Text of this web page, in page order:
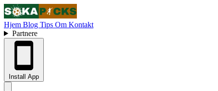
Hjem Blog Tips Om Kontakt
Partnere
Install App